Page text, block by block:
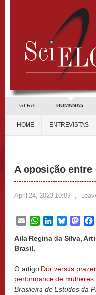
GERAL HUMANAS
HOME ENTREVISTAS
A oposição entre
April 24, 2023 10:05 ,
EmailWhatsApp
LinkedInBluesky
Aila Regina da Silva,
Brasil.
O artigo Dor versus
performance de mulheres
Brasileira de Estudos da